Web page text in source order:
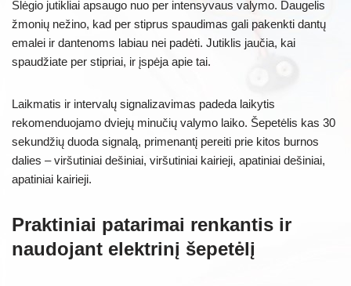
Slėgio jutikliai apsaugo nuo per intensyvaus valymo. Daugelis
žmonių nežino, kad per stiprus spaudimas gali pakenkti dantų
emalei ir dantenoms labiau nei padėti. Jutiklis jaučia, kai
spaudžiate per stipriai, ir įspėja apie tai.
Laikmatis ir intervalų signalizavimas padeda laikytis
rekomenduojamo dviejų minučių valymo laiko. Šepetėlis kas 30
sekundžių duoda signalą, primenantį pereiti prie kitos burnos
dalies – viršutiniai dešiniai, viršutiniai kairieji, apatiniai dešiniai,
apatiniai kairieji.
Praktiniai patarimai renkantis ir
naudojant elektrinį šepetėlį